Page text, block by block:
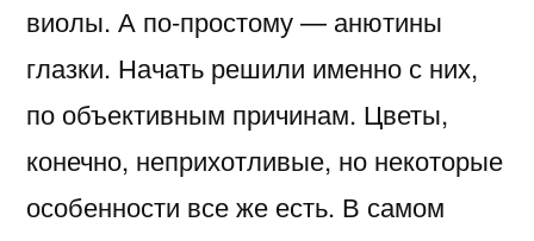
виолы. А по-простому — анютины
глазки. Начать решили именно с них,
по объективным причинам. Цветы,
конечно, неприхотливые, но некоторые
особенности все же есть. В самом